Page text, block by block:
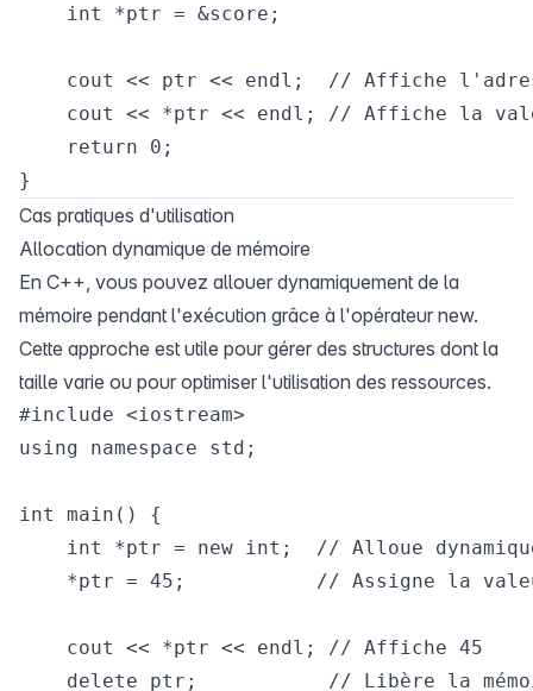
    int *ptr = &score;
cout << ptr << endl;  // Affiche
cout << *ptr << endl; // Affiche la
    return 0;
Cas pratiques d'utilisation
Allocation dynamique de mémoire
En C++, vous pouvez allouer dynamiquement de la
mémoire pendant l'exécution grâce à l'opérateur new.
Cette approche est utile pour gérer des structures dont la
taille varie ou pour optimiser l'utilisation des ressources.
#include <iostream>
using namespace std;
int main() {
int *ptr = new int;  // Alloue
*ptr = 45;           // Assigne la
    cout << *ptr << endl; // Affiche 45
delete ptr;           // Libère la